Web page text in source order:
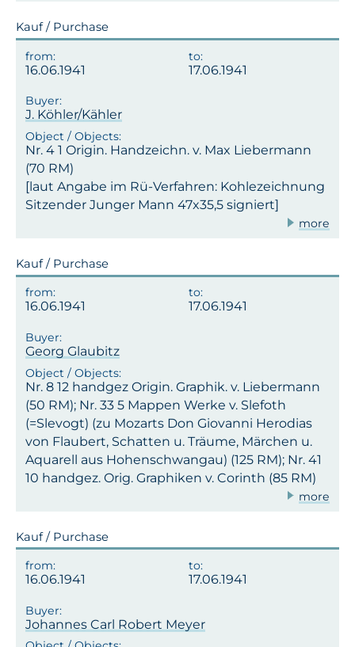
Kauf / Purchase
16.06.1941 17.06.1941
J. Köhler/Kähler
Nr. 4 1 Origin. Handzeichn. v. Max Liebermann
(70 RM)
[laut Angabe im Rü-Verfahren: Kohlezeichnung
Sitzender Junger Mann 47x35,5 signiert]
more
Kauf / Purchase
16.06.1941 17.06.1941
Georg Glaubitz
Nr. 8 12 handgez Origin. Graphik. v. Liebermann
(50 RM); Nr. 33 5 Mappen Werke v. Slefoth
(=Slevogt) (zu Mozarts Don Giovanni Herodias
von Flaubert, Schatten u. Träume, Märchen u.
Aquarell aus Hohenschwangau) (125 RM); Nr. 41
10 handgez. Orig. Graphiken v. Corinth (85 RM)
more
Kauf / Purchase
16.06.1941 17.06.1941
Johannes Carl Robert Meyer